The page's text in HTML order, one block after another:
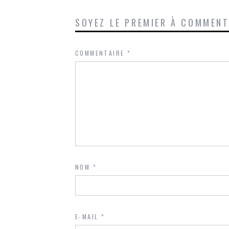
SOYEZ LE PREMIER À
COMMENTAIRE *
NOM *
E-MAIL *